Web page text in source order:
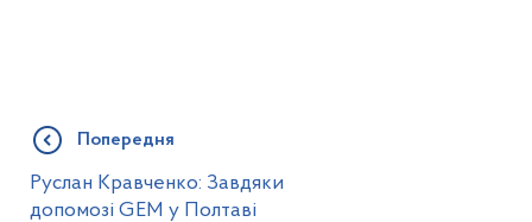
Попередня
Руслан Кравченко: Завдяки
допомозі GEM у Полтаві